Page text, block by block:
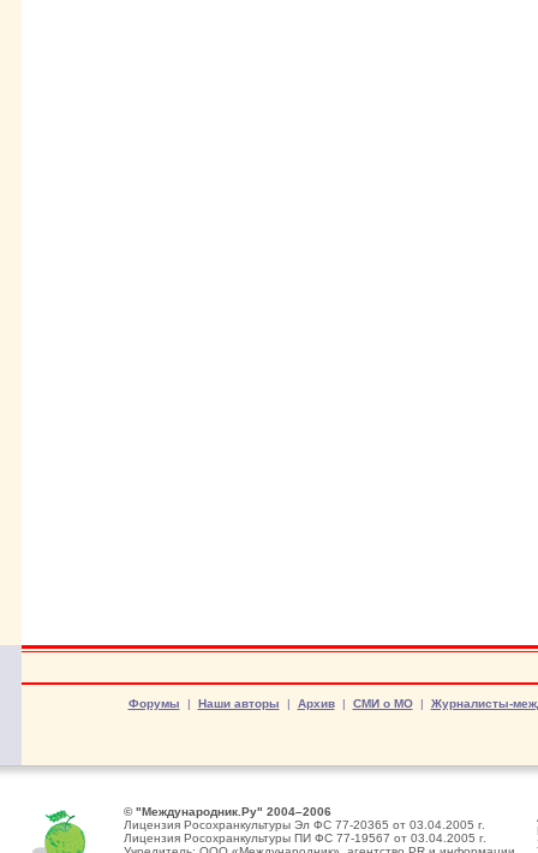
Форумы | Наши авторы | Архив| СМИ о МО| Журналисты-
© "Международник.Ру" 2004–2006
Лицензия Росохранкультуры Эл ФС 77-20365 от 03.04.2005 г.
Лицензия Росохранкультуры ПИ ФС 77-19567 от 03.04.2005 г.